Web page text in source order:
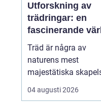
Utforskning av
trädringar: en
fascinerande
Träd är några av
naturens mest
majestätiska
och deras årliga
växande lager kan
04 augusti 2026